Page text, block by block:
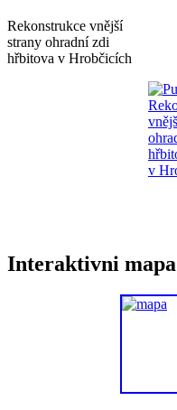
Rekonstrukce vnější
strany ohradní zdi
hřbitova v Hrobčicích
Interaktivni mapa